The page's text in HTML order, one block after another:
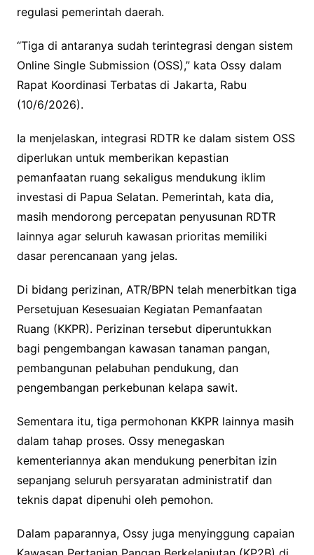
regulasi pemerintah daerah.
“Tiga di antaranya sudah terintegrasi dengan sistem
Online Single Submission (OSS),” kata Ossy dalam
Rapat Koordinasi Terbatas di Jakarta, Rabu
(10/6/2026).
Ia menjelaskan, integrasi RDTR ke dalam sistem OSS
diperlukan untuk memberikan kepastian
pemanfaatan ruang sekaligus mendukung iklim
investasi di Papua Selatan. Pemerintah, kata dia,
masih mendorong percepatan penyusunan RDTR
lainnya agar seluruh kawasan prioritas memiliki
dasar perencanaan yang jelas.
Di bidang perizinan, ATR/BPN telah menerbitkan tiga
Persetujuan Kesesuaian Kegiatan Pemanfaatan
Ruang (KKPR). Perizinan tersebut diperuntukkan
bagi pengembangan kawasan tanaman pangan,
pembangunan pelabuhan pendukung, dan
pengembangan perkebunan kelapa sawit.
Sementara itu, tiga permohonan KKPR lainnya masih
dalam tahap proses. Ossy menegaskan
kementeriannya akan mendukung penerbitan izin
sepanjang seluruh persyaratan administratif dan
teknis dapat dipenuhi oleh pemohon.
Dalam paparannya, Ossy juga menyinggung capaian